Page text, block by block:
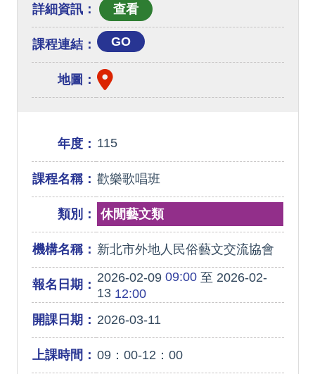
詳細資訊：
課程連結： GO
地圖：
年度： 115
課程名稱： 歡樂歌唱班
類別： 休閒藝文類
機構名稱： 新北市外地人民俗藝文交流協會
報名日期： 2026-02-0909:00至 2026-02-
1312:00
開課日期： 2026-03-11
上課時間： 09：00-12：00